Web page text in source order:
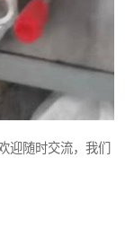
迎随时交流，我们